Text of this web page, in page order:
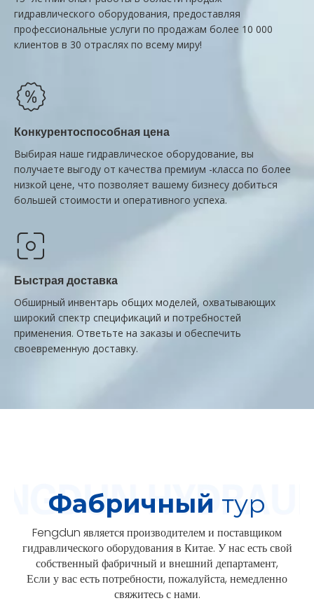
гидравлического оборудования, предоставляя
профессиональные услуги по продажам более 10 000
клиентов в 30 отраслях по всему миру!
Конкурентоспособная цена
Выбирая наше гидравлическое оборудование, вы
получаете выгоду от качества премиум -класса по более
низкой цене, что позволяет вашему бизнесу добиться
большей стоимости и оперативного успеха.
Быстрая доставка
Обширный инвентарь общих моделей, охватывающих
широкий спектр спецификаций и потребностей
применения. Ответьте на заказы и обеспечить
своевременную доставку.
Фабричный тур
Fengdun является производителем и поставщиком
гидравлического оборудования в Китае. У нас есть свой
собственный фабричный и внешний департамент,
Если у вас есть потребности, пожалуйста, немедленно
свяжитесь с нами.